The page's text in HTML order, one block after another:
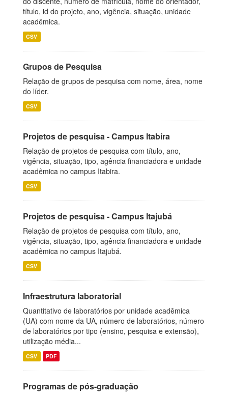
título, id do projeto, ano, vigência, situação, unidade
acadêmica.
CSV
Grupos de Pesquisa
Relação de grupos de pesquisa com nome, área, nome
do líder.
CSV
Projetos de pesquisa - Campus Itabira
Relação de projetos de pesquisa com título, ano,
vigência, situação, tipo, agência financiadora e unidade
acadêmica no campus Itabira.
CSV
Projetos de pesquisa - Campus Itajubá
Relação de projetos de pesquisa com título, ano,
vigência, situação, tipo, agência financiadora e unidade
acadêmica no campus Itajubá.
CSV
Infraestrutura laboratorial
Quantitativo de laboratórios por unidade acadêmica
(UA) com nome da UA, número de laboratórios, número
de laboratórios por tipo (ensino, pesquisa e extensão),
utilização média...
CSV PDF
Programas de pós-graduação